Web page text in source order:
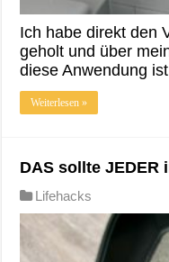
Ich habe direkt den
geholt und über
diese Anwendung
Weiterlesen »
DAS sollte JEDER
Lifehacks